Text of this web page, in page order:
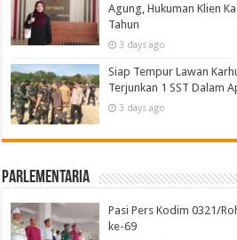
Agung, Hukuman Klien
Tahun
3 days ago
Siap Tempur Lawan
Terjunkan 1 SST Dalam
3 days ago
Parlementaria
Pasi Pers Kodim 0321/
ke-69